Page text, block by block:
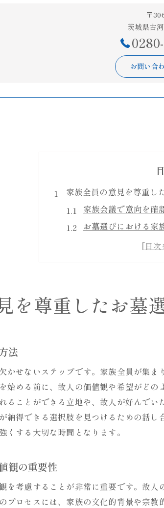
〒
茨城県古
お問い合
家族全員の意見を尊重し
家族会議で意向を確
お墓選びにおける家
お墓探しの基本的な
地域の文化や風習を
親族間で意見が分か
お墓のデザイン選びで家
デザイン選びと故人
環境に配慮したお墓
お墓デザイン選びに
故人の希望を反映したお
自然環境との調和を
故人の生前の希望を
を尊重したお墓
法
かせないステップです。家族全員が集
始める前に、故人の価値観や希望がど
ることができる立地や、故人が好んで
納得できる選択肢を見つけるための話
くする大切な時間となります。
観の重要性
を考慮することが非常に重要です。故
プロセスには、家族の文化的背景や宗